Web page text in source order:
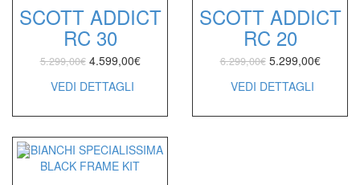
SCOTT ADDICT
RC 30
5.299,00€ 4.599,00€
VEDI DETTAGLI
SCOTT ADDICT
RC 20
6.299,00€ 5.299,00€
VEDI DETTAGLI